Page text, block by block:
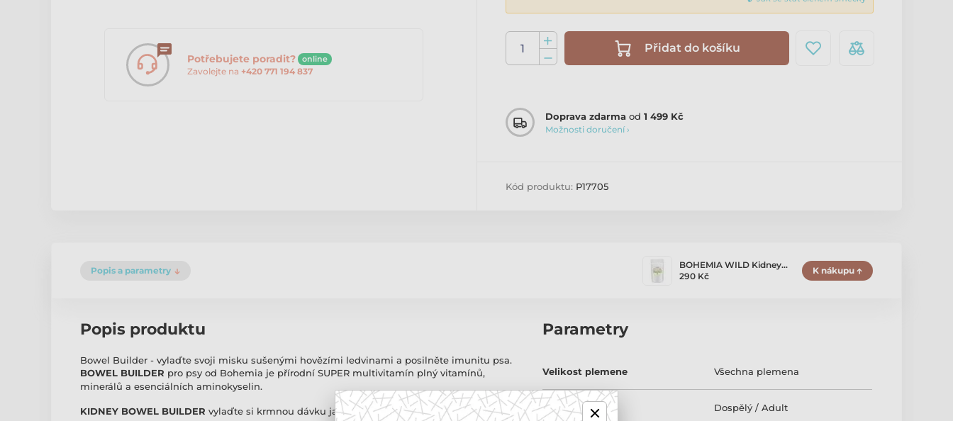
Potřebujete poradit? online
Zavolejte na +420 771 194 837
Přidat do košíku
Doprava zdarma od 1 499 Kč
Možnosti doručení ›
Kód produktu: P17705
Popis a parametry
BOHEMIA WILD Kidney…
290 Kč
K nákupu
Popis produktu
Bowel Builder - vylaďte svoji misku sušenými hovězími ledvinami a posilněte imunitu psa.
BOWEL BUILDER pro psy od Bohemia je přírodní SUPER multivitamín plný vitamínů,
minerálů a esenciálních aminokyselin.
KIDNEY BOWEL BUILDER vylaďte si krmnou dávku jak po chuťové tak nutriční stránce.
Parametry
Velikost plemene Všechna plemena
Stáří psa Dospělý / Adult